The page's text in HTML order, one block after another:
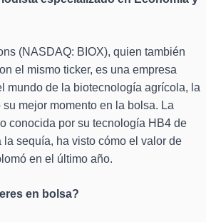
(NASDAQ: BIOX), quien también
el mismo ticker, es una empresa
mundo de la biotecnología agrícola, la
mejor momento en la bolsa. La
conocida por su tecnología HB4 de
sequía, ha visto cómo el valor de
en el último año.
en bolsa?